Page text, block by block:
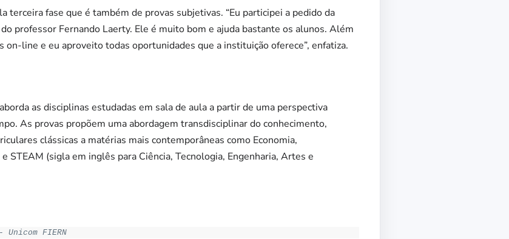
terceira fase que é também de provas subjetivas. “Eu participei a pedido da
professor Fernando Laerty. Ele é muito bom e ajuda bastante os alunos. Além
on-line e eu aproveito todas oportunidades que a instituição oferece”, enfatiza.
as disciplinas estudadas em sala de aula a partir de uma perspectiva
As provas propõem uma abordagem transdisciplinar do conhecimento,
clássicas a matérias mais contemporâneas como Economia,
STEAM (sigla em inglês para Ciência, Tecnologia, Engenharia, Artes e
FIERN